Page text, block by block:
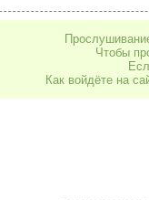
Чтобы
Как войдёте на